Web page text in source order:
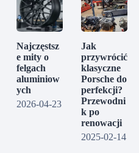
Najczęstsz
e mity o
felgach
aluminiow
ych
2026-04-23
Jak
przywrócić
klasyczne
Porsche do
perfekcji?
Przewodni
k po
renowacji
2025-02-14